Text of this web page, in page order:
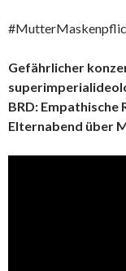
Gefährlicher
BRD: Empathische
Elternabend über